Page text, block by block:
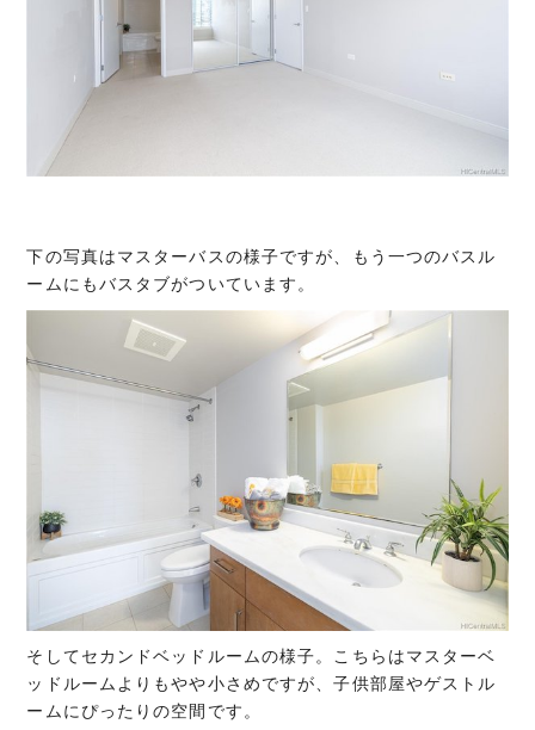
下の写真はマスターバスの様子ですが、もう一つのバスル
ームにもバスタブがついています。
そしてセカンドベッドルームの様子。こちらはマスターベ
ッドルームよりもやや小さめですが、子供部屋やゲストル
ームにぴったりの空間です。